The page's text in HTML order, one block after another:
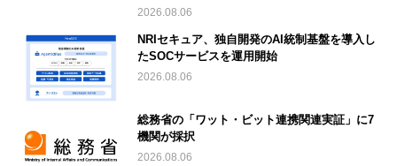
2026.08.06
NRIセキュア、独自開発のAI統制基盤を導入し
たSOCサービスを運用開始
2026.08.06
総務省の「ワット・ビット連携関連実証」に7
機関が採択
2026.08.06